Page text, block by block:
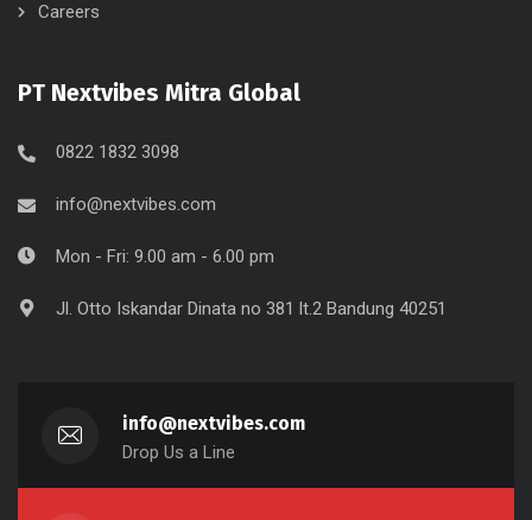
Careers
PT Nextvibes Mitra Global
0822 1832 3098
info@nextvibes.com
Mon - Fri: 9.00 am - 6.00 pm
Jl. Otto Iskandar Dinata no 381 lt.2 Bandung 40251
info@nextvibes.com
Drop Us a Line